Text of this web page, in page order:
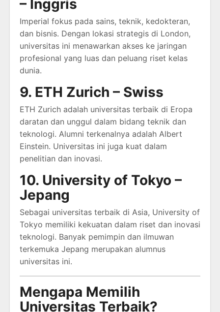
– Inggris
Imperial fokus pada sains, teknik, kedokteran,
dan bisnis. Dengan lokasi strategis di London,
universitas ini menawarkan akses ke jaringan
profesional yang luas dan peluang riset kelas
dunia.
9. ETH Zurich – Swiss
ETH Zurich adalah universitas terbaik di Eropa
daratan dan unggul dalam bidang teknik dan
teknologi. Alumni terkenalnya adalah Albert
Einstein. Universitas ini juga kuat dalam
penelitian dan inovasi.
10. University of Tokyo –
Jepang
Sebagai universitas terbaik di Asia, University of
Tokyo memiliki kekuatan dalam riset dan inovasi
teknologi. Banyak pemimpin dan ilmuwan
terkemuka Jepang merupakan alumnus
universitas ini.
Mengapa Memilih
Universitas Terbaik?